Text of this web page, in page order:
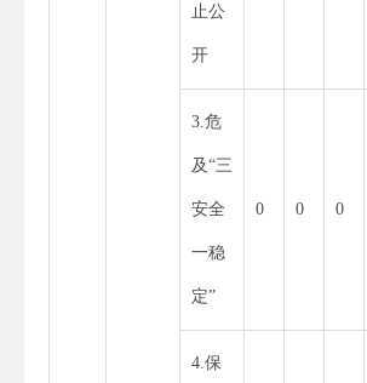
止公
开
3.危
及“三
安全
一稳
定”
0 0 0
4.保